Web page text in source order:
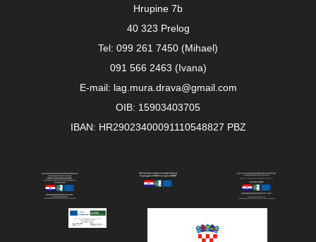
Hrupine 7b
40 323 Prelog
Tel: 099 261 7450 (Mihael)
091 566 2463 (Ivana)
E-mail: lag.mura.drava@gmail.com
OIB: 15903403705
IBAN: HR29023400091110548827 PBZ